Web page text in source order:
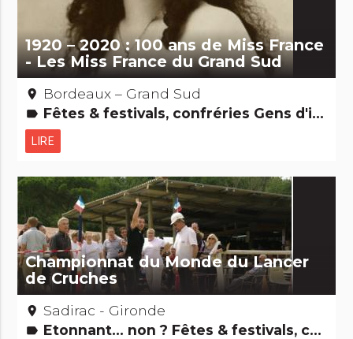
1920 – 2020 : 100 ans de Miss France
- Les Miss France du Grand Sud
place Bordeaux – Grand Sud
label Fêtes & festivals, confréries Gens d'ici
LIRE
Championnat du Monde du Lancer
de Cruches
place Sadirac - Gironde
label Etonnant... non ? Fêtes & festivals, confréries